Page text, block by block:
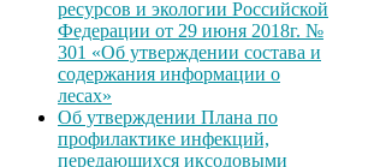
ресурсов и экологии Российской
Федерации от 29 июня 2018г. №
301 «Об утверждении состава и
содержания информации о
лесах»
Об утверждении Плана по
профилактике инфекций,
передающихся иксодовыми